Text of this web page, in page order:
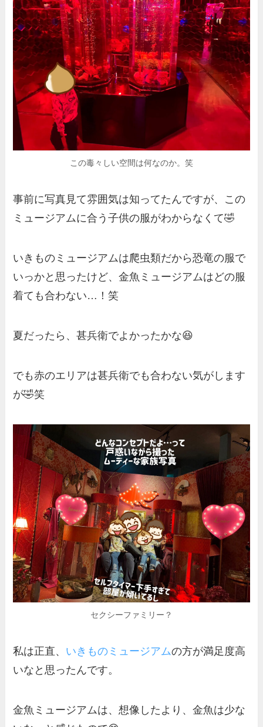
この毒々しい空間は何なのか。笑
事前に写真見て雰囲気は知ってたんですが、この
ミュージアムに合う子供の服がわからなくて🤣
いきものミュージアムは爬虫類だから恐竜の服で
いっかと思ったけど、金魚ミュージアムはどの服
着ても合わない…！笑
夏だったら、甚兵衛でよかったかな😆
でも赤のエリアは甚兵衛でも合わない気がします
が🤣笑
セクシーファミリー？
私は正直、 いきものミュージアムの方が満足度高
いなと思ったんです。
金魚ミュージアムは、想像したより、金魚は少な